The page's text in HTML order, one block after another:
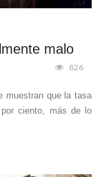
malo
826
muestran que la tasa
ciento, más de lo